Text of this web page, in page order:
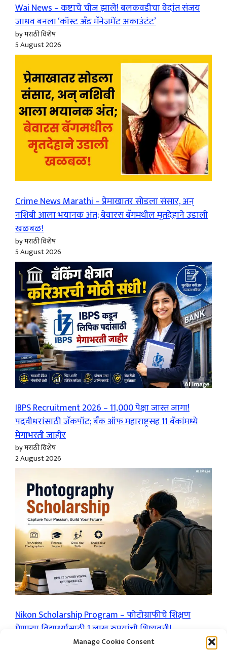
Manage Cookie Consent
Wai News – कष्टाचे चीज झाले! बलकवडीचा वेदांत संजय
जाधव बनला ‘कॉस्ट अँड मॅनेजमेंट अकाउंटंट’
by मराठी विशेष
5 August 2026
Crime News Marathi – प्रेमाखातर सोडला संसार, अन्
नशिबी आला भयानक अंत; बेवारस बॅगमधील मृतदेहाने उडाली
खळबळ!
by मराठी विशेष
5 August 2026
IBPS Recruitment 2026 – 11,000 पेक्षा जास्त जागा!
पदवीधरांसाठी जॅकपॉट; बँक ऑफ महाराष्ट्रसह 11 बँकांमध्ये
मेगाभरती जाहीर
by मराठी विशेष
2 August 2026
Nikon Scholarship Program – फोटोग्राफीचे शिक्षण
घेणाऱ्या विद्यार्थ्यांसाठी 1 लाख रुपयांची शिष्यवृत्ती!